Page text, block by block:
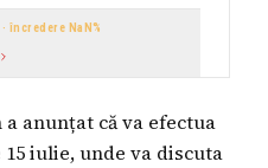
· încredere NaN%
anunțat că va efectua
iulie, unde va discuta